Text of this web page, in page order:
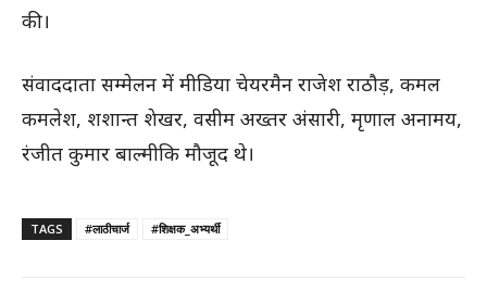
की।
संवाददाता सम्मेलन में मीडिया चेयरमैन राजेश राठौड़, कमल
कमलेश, शशान्त शेखर, वसीम अख्तर अंसारी, मृणाल अनामय,
रंजीत कुमार बाल्मीकि मौजूद थे।
TAGS #लाठीचार्ज #शिक्षक_अभ्यर्थी